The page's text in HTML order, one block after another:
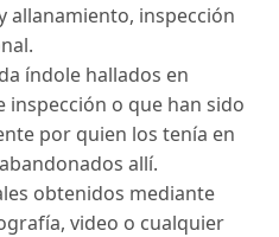
allanamiento, inspección
índole hallados en
inspección o que han sido
por quien los tenía en
allí.
obtenidos mediante
video o cualquier